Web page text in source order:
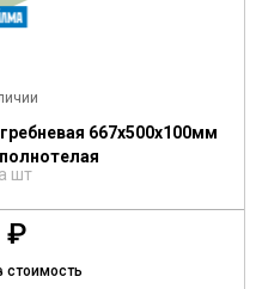
667х500х100мм
шт
₽
стоимость